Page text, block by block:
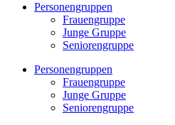
Personengruppen
Frauengruppe
Junge Gruppe
Seniorengruppe
Personengruppen
Frauengruppe
Junge Gruppe
Seniorengruppe